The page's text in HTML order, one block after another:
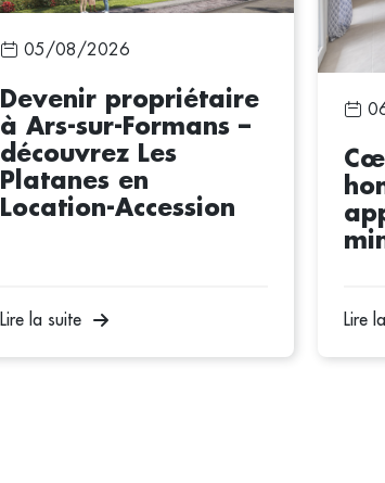
05/08/2026
Devenir propriétaire
à Ars-sur-Formans –
découvrez Les
Platanes en
Location-Accession
Lire la suite Lire